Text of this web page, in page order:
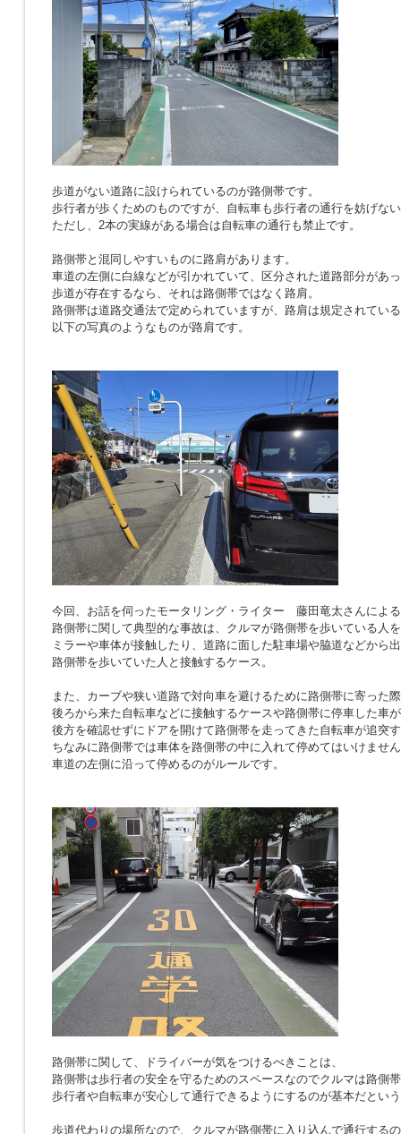
歩道がない道路に設けられているのが路側帯です。
歩行者が歩くためのものですが、自転車も歩行者の通行を妨げな
ただし、2本の実線がある場合は自転車の通行も禁止です。
路側帯と混同しやすいものに路肩があります。
車道の左側に白線などが引かれていて、区分された道路部分があ
歩道が存在するなら、それは路側帯ではなく路肩。
路側帯は道路交通法で定められていますが、路肩は規定されてい
以下の写真のようなものが路肩です。
今回、お話を伺ったモータリング・ライター 藤田竜太さんによ
路側帯に関して典型的な事故は、クルマが路側帯を歩いている人
ミラーや車体が接触したり、道路に面した駐車場や脇道などから
路側帯を歩いていた人と接触するケース。
また、カーブや狭い道路で対向車を避けるために路側帯に寄った
後ろから来た自転車などに接触するケースや路側帯に停車した車
後方を確認せずにドアを開けて路側帯を走ってきた自転車が追突
ちなみに路側帯では車体を路側帯の中に入れて停めてはいけませ
車道の左側に沿って停めるのがルールです。
路側帯に関して、ドライバーが気をつけるべきことは、
路側帯は歩行者の安全を守るためのスペースなのでクルマは路側
歩行者や自転車が安心して通行できるようにするのが基本だとい
歩道代わりの場所なので、クルマが路側帯に入り込んで通行する